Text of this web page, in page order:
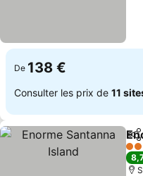
De 138 €
Consulter les prix de 11
5